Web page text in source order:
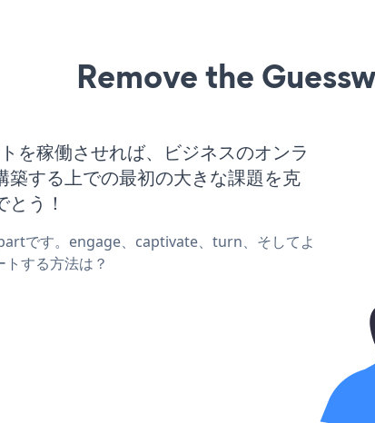
Remove the
稼働させれば、ビジネスのオンラ
築する上での最初の大きな課題を克
う！
です。engage、captivate、turn、そしてよ
する方法は？